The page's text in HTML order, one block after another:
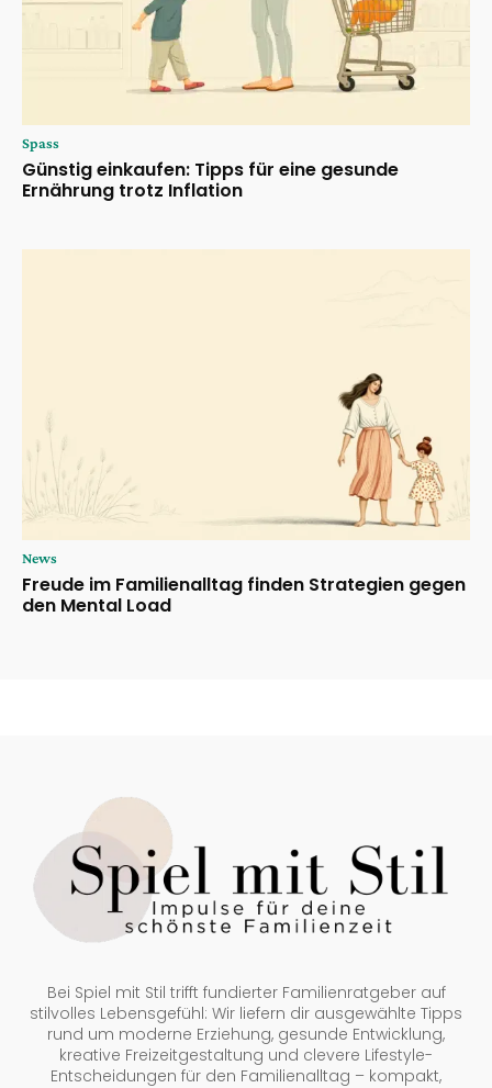
Spass
Günstig einkaufen: Tipps für eine gesunde
Ernährung trotz Inflation
News
Freude im Familienalltag finden Strategien gegen
den Mental Load
Bei Spiel mit Stil trifft fundierter Familienratgeber auf
stilvolles Lebensgefühl: Wir liefern dir ausgewählte Tipps
rund um moderne Erziehung, gesunde Entwicklung,
kreative Freizeitgestaltung und clevere Lifestyle-
Entscheidungen für den Familienalltag – kompakt,